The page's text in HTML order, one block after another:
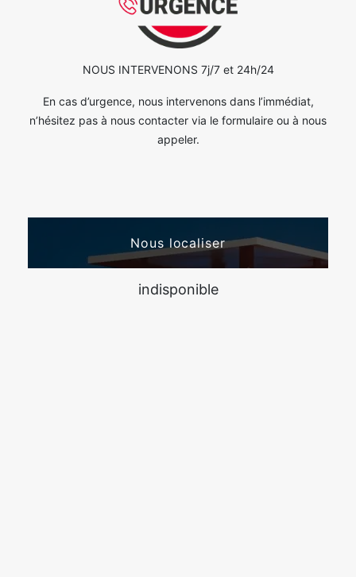
NOUS INTERVENONS 7j/7 et 24h/24
En cas d’urgence, nous intervenons dans l’immédiat,
n’hésitez pas à nous contacter via le formulaire ou à nous
appeler.
Nous localiser
indisponible